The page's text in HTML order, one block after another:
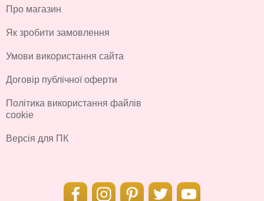
Про магазин
Як зробити замовлення
Умови використання сайта
Договір публічної оферти
Політика використання файлів
cookie
Версія для ПК